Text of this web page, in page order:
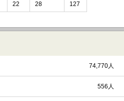
22 28 127
74,770人
556人